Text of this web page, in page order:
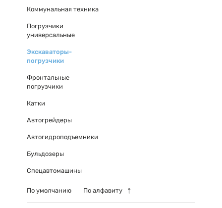
Коммунальная техника
Погрузчики
универсальные
Экскаваторы-
погрузчики
Фронтальные
погрузчики
Катки
Автогрейдеры
Автогидроподъемники
Бульдозеры
Спецавтомашины
По умолчанию По алфавиту